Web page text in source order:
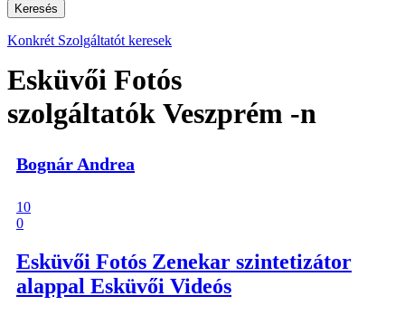
Keresés
Konkrét Szolgáltatót keresek
Esküvői Fotós
szolgáltatók Veszprém -n
Bognár Andrea
10
0
Esküvői Fotós Zenekar szintetizátor
alappal Esküvői Videós